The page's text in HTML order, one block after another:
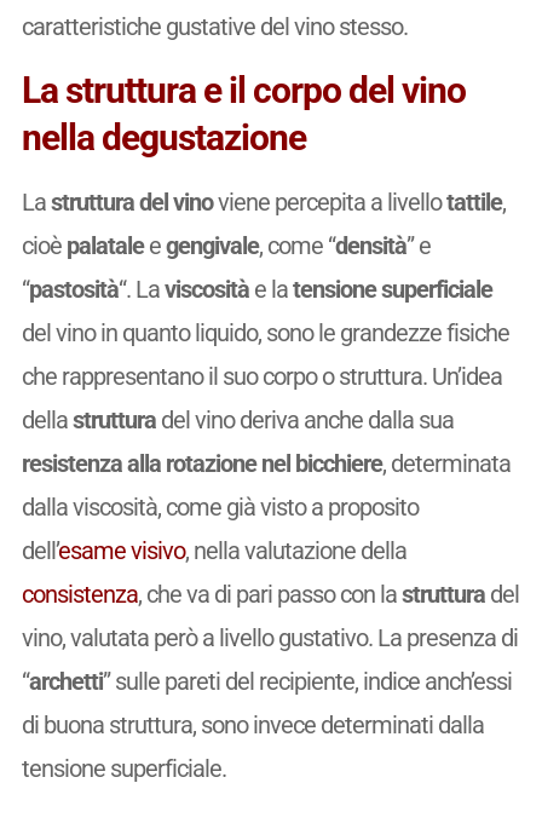
caratteristiche gustative del vino stesso.
La struttura e il corpo del vino
nella degustazione
Lastruttura del vinoviene percepita a livellotattile,
cioè palataleegengivale, come “densità” e
“pastosità“. Laviscositàe latensione superficiale
del vino in quanto liquido, sono le grandezze fisiche
che rappresentano il suo corpo o struttura. Un’idea
dellastrutturadel vino deriva anche dalla sua
resistenza alla rotazione nel bicchiere, determinata
dalla viscosità, come già visto a proposito
dell’esame visivo, nella valutazione della
consistenza, che va di pari passo con lastrutturadel
vino, valutata però a livello gustativo. La presenza di
“archetti” sulle pareti del recipiente, indice anch’essi
di buona struttura, sono invece determinati dalla
tensione superficiale.